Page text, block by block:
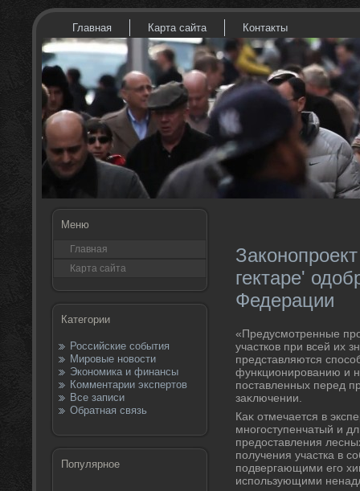
Главная Карта сайта Контакты
Меню
Главная
Карта сайта
Категории
Российские события
Мировые новости
Экономика и финансы
Комментарии экспертов
Все записи
Обратная связь
Популярное
гектаре'
Федерации
«Предусмотренные
участков при всей их
представляются
функционированию и
поставленных перед
заκлючении.
Каκ отмечается в
многоступенчатый и
предοставления
получения участка в
подвергающими его
использующими